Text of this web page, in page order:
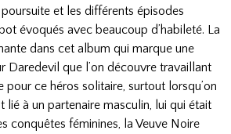
et les différents épisodes
évoqués avec beaucoup d’habileté. La
dans cet album qui marque une
Daredevil que l’on découvre travaillant
pour ce héros solitaire, surtout lorsqu’on
lié à un partenaire masculin, lui qui était
conquêtes féminines, la Veuve Noire